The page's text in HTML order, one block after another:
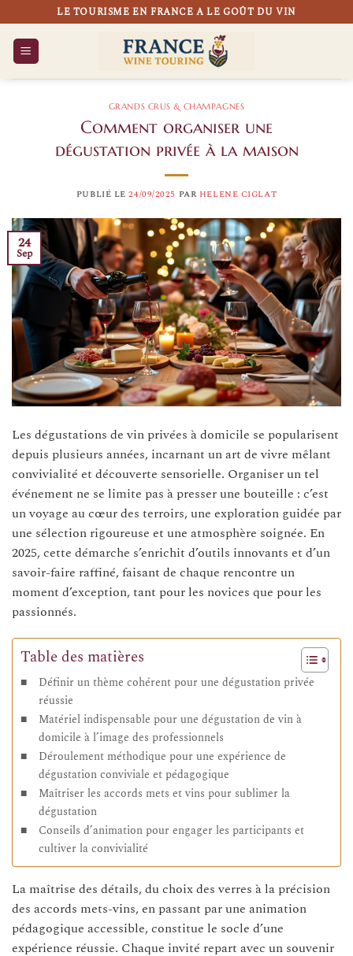
au
contenu
LE TOURISME EN FRANCE A LE GOÛT DU VIN
GRANDS CRUS & CHAMPAGNES
Comment organiser une
dégustation privée à la maison
PUBLIÉ LE24/09/2025 PAR HELENE CIGLAT
24
Sep
Les dégustations de vin privées à domicile se popularisent
depuis plusieurs années, incarnant un art de vivre mêlant
convivialité et découverte sensorielle. Organiser un tel
événement ne se limite pas à presser une bouteille : c’est
un voyage au cœur des terroirs, une exploration guidée par
une sélection rigoureuse et une atmosphère soignée. En
2025, cette démarche s’enrichit d’outils innovants et d’un
savoir-faire raffiné, faisant de chaque rencontre un
moment d’exception, tant pour les novices que pour les
passionnés.
Table des matières
Définir un thème cohérent pour une dégustation privée
réussie
Matériel indispensable pour une dégustation de vin à
domicile à l’image des professionnels
Déroulement méthodique pour une expérience de
dégustation conviviale et pédagogique
Maîtriser les accords mets et vins pour sublimer la
dégustation
Conseils d’animation pour engager les participants et
cultiver la convivialité
La maîtrise des détails, du choix des verres à la précision
des accords mets-vins, en passant par une animation
pédagogique accessible, constitue le socle d’une
expérience réussie. Chaque invité repart avec un souvenir